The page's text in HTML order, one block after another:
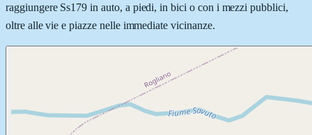
raggiungere Ss179 in auto, a piedi, in bici o con i mezzi pubblici,
oltre alle vie e piazze nelle immediate vicinanze.